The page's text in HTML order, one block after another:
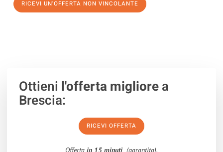
RICEVI UN'OFFERTA NON VINCOLANTE
Ottieni l'offerta migliorea
Brescia:
RICEVI OFFERTA
Offerta in 15 minuti (garantita).